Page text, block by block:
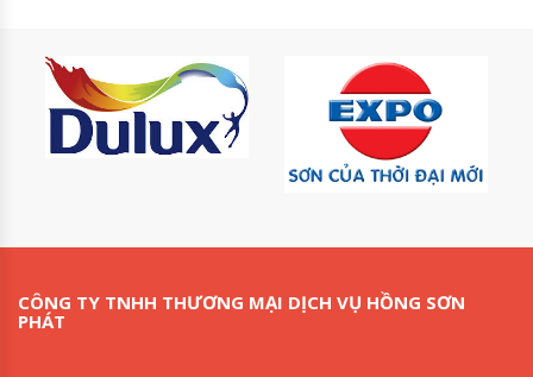
CÔNG TY TNHH THƯƠNG MẠI DỊCH VỤ HỒNG SƠN
PHÁT